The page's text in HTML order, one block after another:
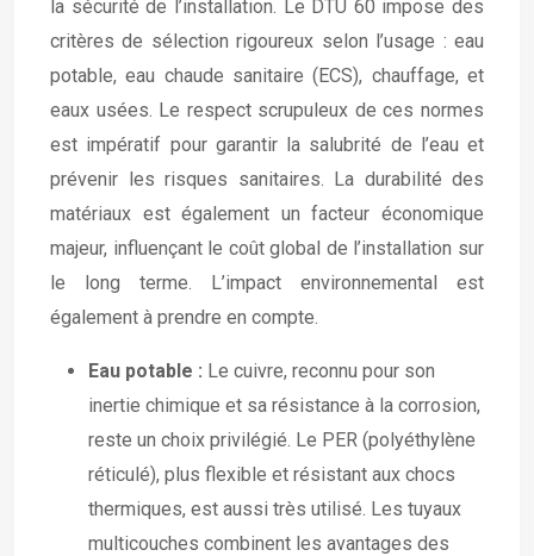
la sécurité de l’installation. Le DTU 60 impose des
critères de sélection rigoureux selon l’usage : eau
potable, eau chaude sanitaire (ECS), chauffage, et
eaux usées. Le respect scrupuleux de ces normes
est impératif pour garantir la salubrité de l’eau et
prévenir les risques sanitaires. La durabilité des
matériaux est également un facteur économique
majeur, influençant le coût global de l’installation sur
le long terme. L’impact environnemental est
également à prendre en compte.
Eau potable : Le cuivre, reconnu pour son
inertie chimique et sa résistance à la corrosion,
reste un choix privilégié. Le PER (polyéthylène
réticulé), plus flexible et résistant aux chocs
thermiques, est aussi très utilisé. Les tuyaux
multicouches combinent les avantages des